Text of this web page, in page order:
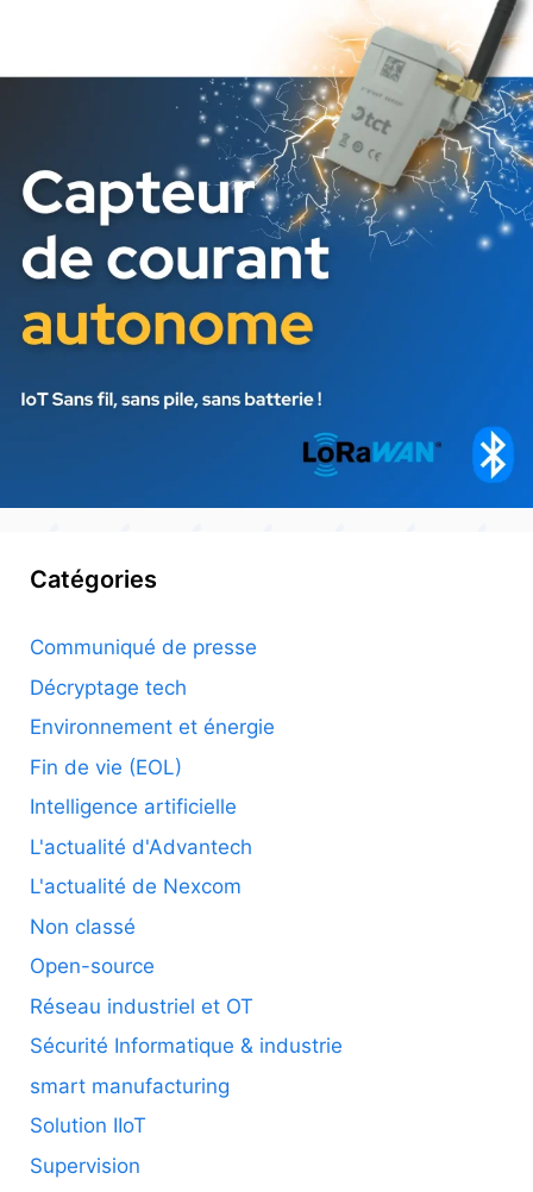
Catégories
Communiqué de presse
Décryptage tech
Environnement et énergie
Fin de vie (EOL)
Intelligence artificielle
L'actualité d'Advantech
L'actualité de Nexcom
Non classé
Open-source
Réseau industriel et OT
Sécurité Informatique & industrie
smart manufacturing
Solution IIoT
Supervision